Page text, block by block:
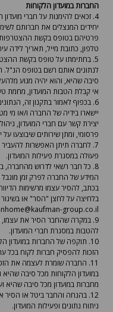
החברות במועדון הלקוחות
יחידים המנצלים את חברותם
פרטיהם בטופס בקשת
טלפון, כתובת מייל, תאריך לידה
5. בחתימתו על טופס בקשת
לנתונים אותם רשם בטופס הנ"ל.
סיבה שהיא, והוא יהיה מנוע
אי קבלת הטבות המועדון, מחמת
6. בכפוף לאמור בתקנון זה,
יישארו בידיה של החברה ו/או
יצירת קשר עם חברי המועדון, ניהול
פרסומי, ומתן שירותים שיבוצעו
7. לחברה תיתן האפשרות
פעולה במסגרת פעילות המועדון.
8. כל חבר רשאי לדרוש מהחברה,
המידע של החברה לפרק זמן
בכתב, להסיר עצמו מרשימות
בלחיצה על לחצן "הסר" או
group.co.il
9. במקרה שהחבר הסיר את עצמו,
להטבות במסגרת חברי המועדון.
10. תוקפה של החברות
הזכות להפסיק חברות לקוח בכל
11. החברה שומרת לעצמה את
במועדון הלקוחות מכל סיבה שהיא
מחברות במועדון מכל סיבה שהיא
12. בהנחה והחבר ביטל או הסיר
ניתוח נתונים ופעילות המועדון.